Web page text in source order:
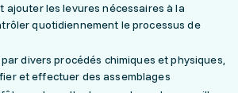
ajouter les levures nécessaires à la
quotidiennement le processus de
divers procédés chimiques et physiques,
et effectuer des assemblages